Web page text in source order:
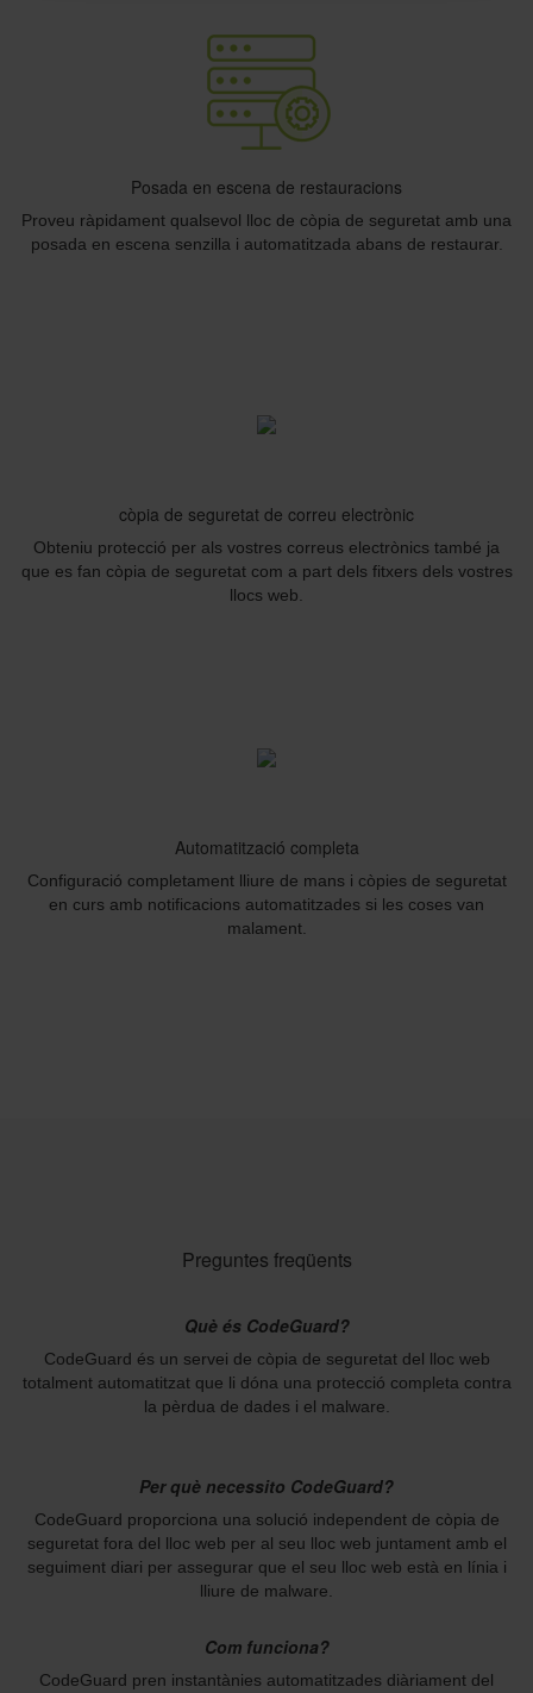
Posada en escena de restauracions
Proveu ràpidament qualsevol lloc de còpia de seguretat amb una
posada en escena senzilla i automatitzada abans de restaurar.
còpia de seguretat de correu electrònic
Obteniu protecció per als vostres correus electrònics també ja
que es fan còpia de seguretat com a part dels fitxers dels vostres
llocs web.
Automatització completa
Configuració completament lliure de mans i còpies de seguretat
en curs amb notificacions automatitzades si les coses van
malament.
Preguntes freqüents
Què és CodeGuard?
CodeGuard és un servei de còpia de seguretat del lloc web
totalment automatitzat que li dóna una protecció completa contra
la pèrdua de dades i el malware.
Per què necessito CodeGuard?
CodeGuard proporciona una solució independent de còpia de
seguretat fora del lloc web per al seu lloc web juntament amb el
seguiment diari per assegurar que el seu lloc web està en línia i
lliure de malware.
Com funciona?
CodeGuard pren instantànies automatitzades diàriament del